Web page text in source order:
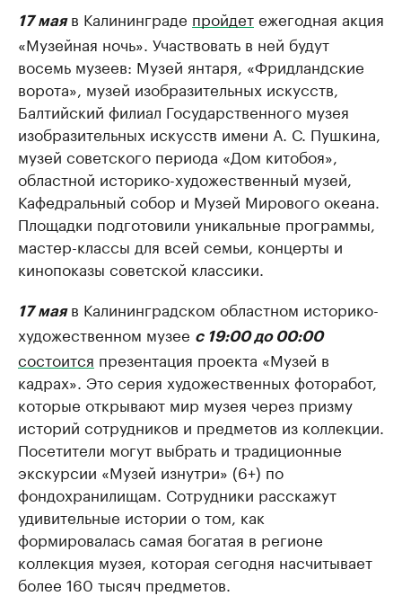
17 маяв Калининграде пройдетежегодная акция
«Музейная ночь». Участвовать в ней будут
восемь музеев: Музей янтаря, «Фридландские
ворота», музей изобразительных искусств,
Балтийский филиал Государственного музея
изобразительных искусств имени А. С. Пушкина,
музей советского периода «Дом китобоя»,
областной историко-художественный музей,
Кафедральный собор и Музей Мирового океана.
Площадки подготовили уникальные программы,
мастер-классы для всей семьи, концерты и
кинопоказы советской классики.
17 маяв Калининградском областном историко-
художественном музее с 19:00 до 00:00
состоится презентация проекта «Музей в
кадрах». Это серия художественных фоторабот,
которые открывают мир музея через призму
историй сотрудников и предметов из коллекции.
Посетители могут выбрать и традиционные
экскурсии «Музей изнутри» (6+) по
фондохранилищам. Сотрудники расскажут
удивительные истории о том, как
формировалась самая богатая в регионе
коллекция музея, которая сегодня насчитывает
более 160 тысяч предметов.